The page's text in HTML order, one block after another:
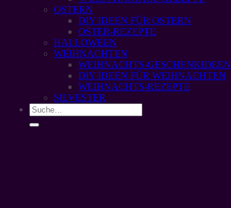
OSTERN
DIY IDEEN FÜR OSTERN
OSTER-REZEPTE
HALLOWEEN
WEIHNACHTEN
WEIHNACHTS-GESCHENKIDEEN
DIY IDEEN FÜR WEIHNACHTEN
WEIHNACHTS-REZEPTE
SILVESTER